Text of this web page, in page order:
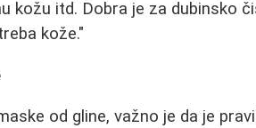
kožu itd. Dobra je za dubinsko
kože."
od gline, važno je da je